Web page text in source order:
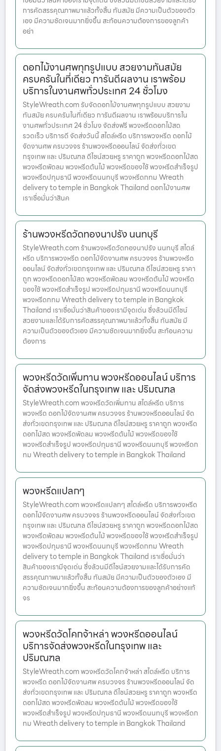
การคัดสรรคุณภาพมาแล้วทั้งสิ้น ทันสมัย มีความเป็นตัวของตัว
เอง มีความชัดเจนมากยิ่งขึ้น สะท้อนความต้องการของลูกค้า
อย่า
ดอกไม้งานศพทุกรูปแบบ สวยงามทันสมัย
ครบครันในที่เดียว การันตีผลงาน เราพร้อม
บริการในงานศพทั่วประเทศ 24 ชั่วโมง
StyleWreath.com รับจัดดอกไม้งานศพทุกรูปแบบ สวยงาม
ทันสมัย ครบครันในที่เดียว การันตีผลงาน เราพร้อมบริการใน
งานศพทั่วประเทศ 24 ชั่วโมง จัดส่งฟรี พวงหรีดดอกไม้สด
รวดเร็ว บริการดี จัดส่งวันนี้ สไตล์หรีด บริการพวงหรีด ดอกไม้
จัดงานศพ ครบวงจร ร้านพวงหรีดออนไลน์ จัดส่งทั่วเขต
กรุงเทพ และ ปริมณฑล ดีไซน์สวยหรู ราคาถูก พวงหรีดดอกไม้สด
พวงหรีดพัดลม พวงหรีดต้นไม้ พวงหรีดของใช้ พวงหรีดสำเร็จรูป
พวงหรีดปทุมธานี พวงหรีดนนทบุรี พวงหรีดกทม Wreath
delivery to temple in Bangkok Thailand ดอกไม้งานศพ
เราเชื่อมั่นว่าสินค
ร้านพวงหรีดวัดทองนาปรัง นนทบุรี
StyleWreath.com ร้านพวงหรีดวัดทองนาปรัง นนทบุรี สไตล์
หรีด บริการพวงหรีด ดอกไม้จัดงานศพ ครบวงจร ร้านพวงหรีด
ออนไลน์ จัดส่งทั่วเขตกรุงเทพ และ ปริมณฑล ดีไซน์สวยหรู ราคา
ถูก พวงหรีดดอกไม้สด พวงหรีดพัดลม พวงหรีดต้นไม้ พวงหรีด
ของใช้ พวงหรีดสำเร็จรูป พวงหรีดปทุมธานี พวงหรีดนนทบุรี
พวงหรีดกทม Wreath delivery to temple in Bangkok
Thailand เราเชื่อมั่นว่าสินค้าของเรามีจุดเด่น ซึ่งล้วนมีดีไซน์
สวยงามและได้รับการคัดสรรคุณภาพมาแล้วทั้งสิ้น ทันสมัย มี
ความเป็นตัวของตัวเอง มีความชัดเจนมากยิ่งขึ้น สะท้อนความ
ต้องการ
พวงหรีดวัดเพิ่มทาน พวงหรีดออนไลน์ บริการ
จัดส่งพวงหรีดในกรุงเทพ และ ปริมณฑล
StyleWreath.com พวงหรีดวัดเพิ่มทาน สไตล์หรีด บริการ
พวงหรีด ดอกไม้จัดงานศพ ครบวงจร ร้านพวงหรีดออนไลน์ จัด
ส่งทั่วเขตกรุงเทพ และ ปริมณฑล ดีไซน์สวยหรู ราคาถูก พวงหรีด
ดอกไม้สด พวงหรีดพัดลม พวงหรีดต้นไม้ พวงหรีดของใช้
พวงหรีดสำเร็จรูป พวงหรีดปทุมธานี พวงหรีดนนทบุรี พวงหรีดก
ทม Wreath delivery to temple in Bangkok Thailand
พวงหรีดแปลกๆ
StyleWreath.com พวงหรีดแปลกๆ สไตล์หรีด บริการพวงหรีด
ดอกไม้จัดงานศพ ครบวงจร ร้านพวงหรีดออนไลน์ จัดส่งทั่วเขต
กรุงเทพ และ ปริมณฑล ดีไซน์สวยหรู ราคาถูก พวงหรีดดอกไม้สด
พวงหรีดพัดลม พวงหรีดต้นไม้ พวงหรีดของใช้ พวงหรีดสำเร็จรูป
พวงหรีดปทุมธานี พวงหรีดนนทบุรี พวงหรีดกทม Wreath
delivery to temple in Bangkok Thailand เราเชื่อมั่นว่า
สินค้าของเรามีจุดเด่น ซึ่งล้วนมีดีไซน์สวยงามและได้รับการคัด
สรรคุณภาพมาแล้วทั้งสิ้น ทันสมัย มีความเป็นตัวของตัวเอง มี
ความชัดเจนมากยิ่งขึ้น สะท้อนความต้องการของลูกค้าอย่างแท้
จร
พวงหรีดวัดโคกจ้าหล่า พวงหรีดออนไลน์
บริการจัดส่งพวงหรีดในกรุงเทพ และ
ปริมณฑล
StyleWreath.com พวงหรีดวัดโคกจ้าหล่า สไตล์หรีด บริการ
พวงหรีด ดอกไม้จัดงานศพ ครบวงจร ร้านพวงหรีดออนไลน์ จัด
ส่งทั่วเขตกรุงเทพ และ ปริมณฑล ดีไซน์สวยหรู ราคาถูก พวงหรีด
ดอกไม้สด พวงหรีดพัดลม พวงหรีดต้นไม้ พวงหรีดของใช้
พวงหรีดสำเร็จรูป พวงหรีดปทุมธานี พวงหรีดนนทบุรี พวงหรีดก
ทม Wreath delivery to temple in Bangkok Thailand